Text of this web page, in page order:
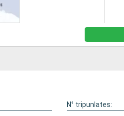
N° tripunlates: